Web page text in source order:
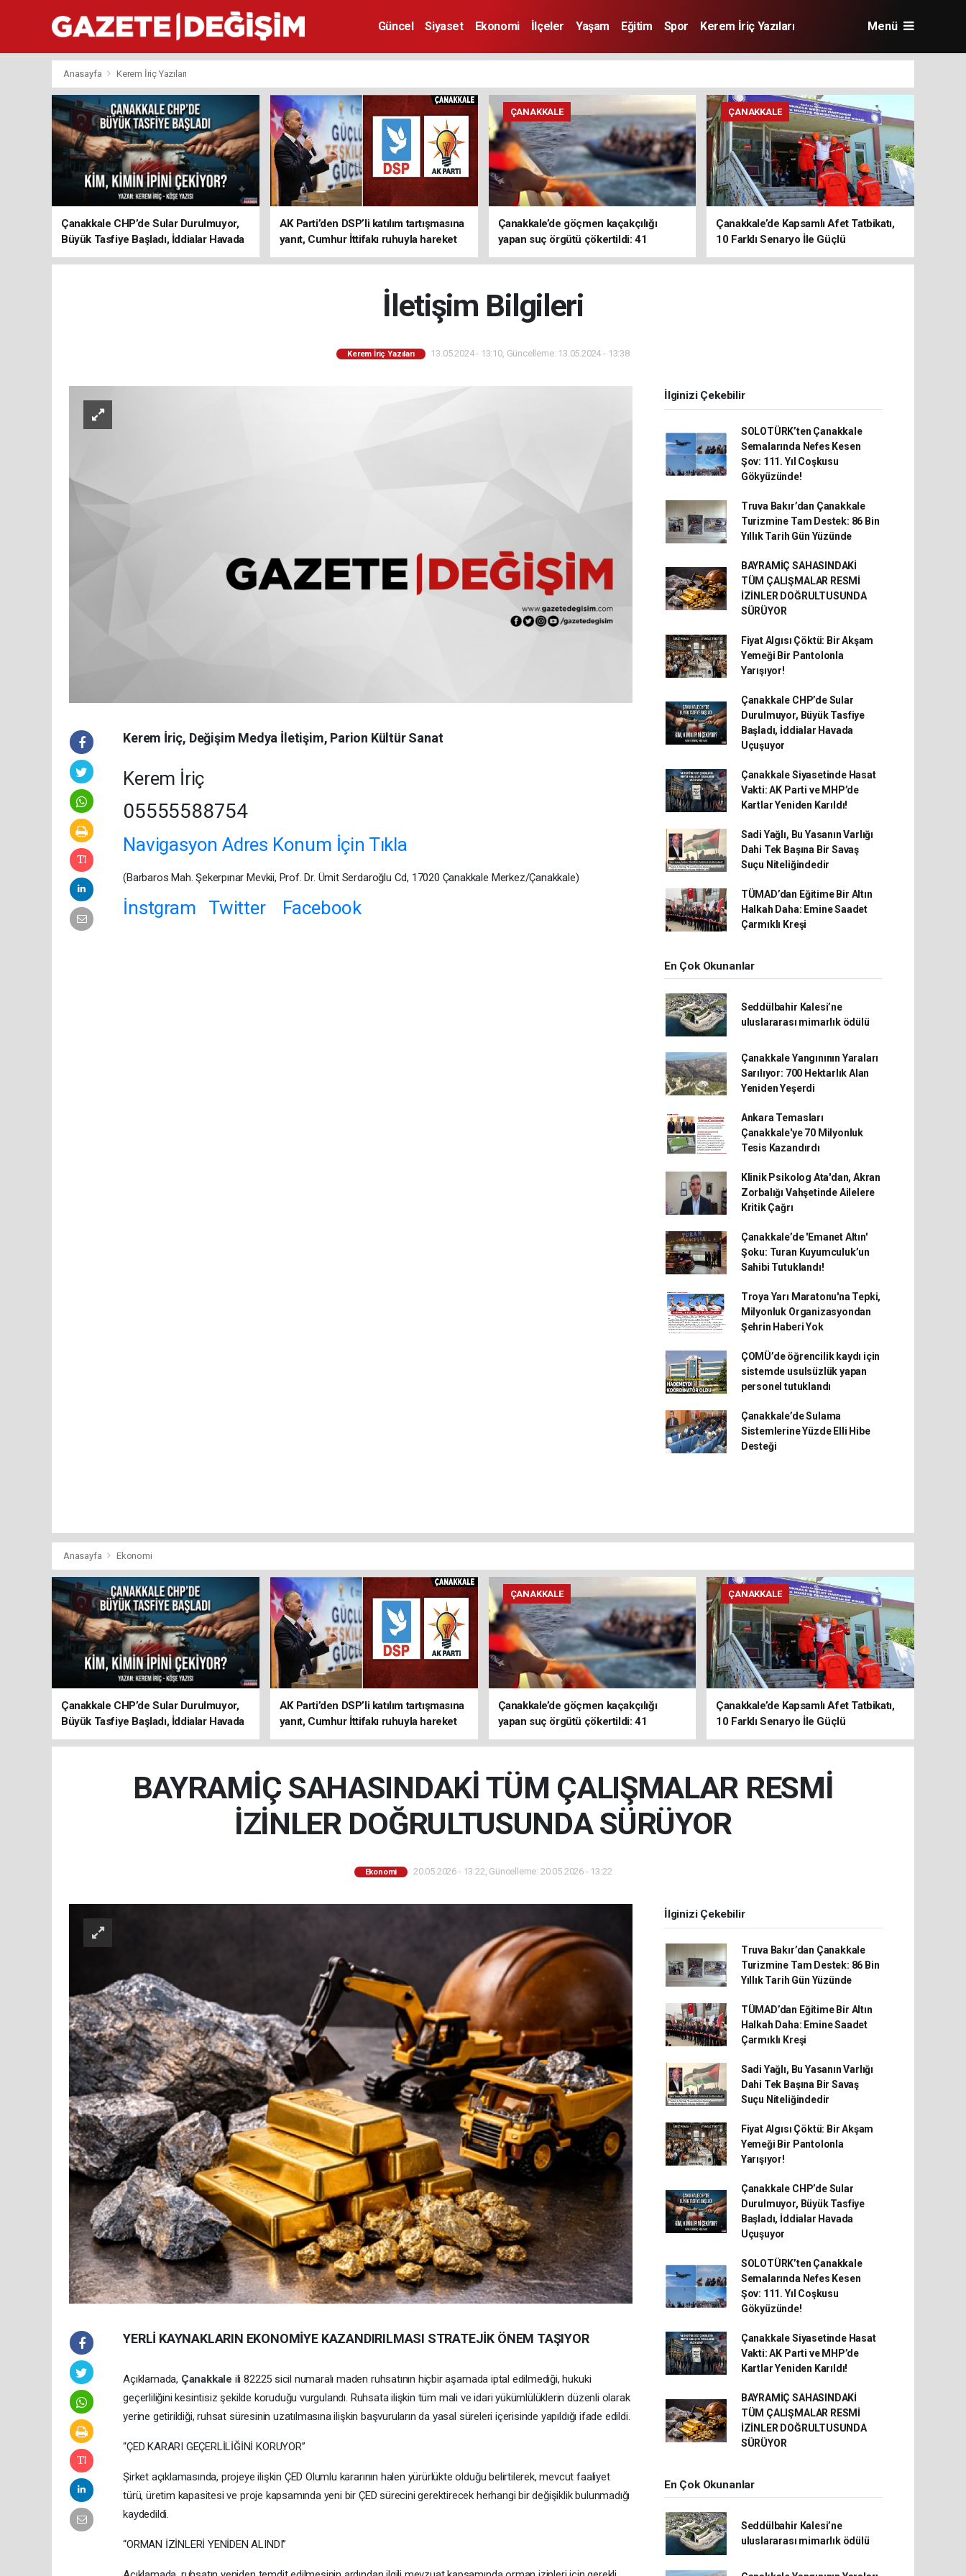
Güncel Siyaset Ekonomi İlçeler Yaşam Eğitim Spor Kerem İriç Yazıları Menü
Anasayfa Kerem İriç Yazıları
Çanakkale CHP’de Sular Durulmuyor,
Büyük Tasfiye Başladı, İddialar Havada
Uçuşuyor
AK Parti’den DSP’li katılım tartışmasına
yanıt, Cumhur İttifakı ruhuyla hareket
ediyoruz
ÇANAKKALE
Çanakkale’de göçmen kaçakçılığı
yapan suç örgütü çökertildi: 41
tutuklama
ÇANAKKALE
Çanakkale’de Kapsamlı Afet Tatbikatı,
10 Farklı Senaryo İle Güçlü
Koordinasyon
İletişim Bilgileri
Kerem İriç Yazıları 13.05.2024 - 13:10, Güncelleme: 13.05.2024 - 13:38
Kerem İriç, Değişim Medya İletişim, Parion Kültür Sanat
Kerem İriç
05555588754
Navigasyon Adres Konum İçin Tıkla
(Barbaros Mah. Şekerpınar Mevkii, Prof. Dr. Ümit Serdaroğlu Cd, 17020 Çanakkale Merkez/Çanakkale)
İnstgram Twitter Facebook
İlginizi Çekebilir
SOLOTÜRK’ten Çanakkale
Semalarında Nefes Kesen
Şov: 111. Yıl Coşkusu
Gökyüzünde!
Truva Bakır’dan Çanakkale
Turizmine Tam Destek: 86 Bin
Yıllık Tarih Gün Yüzünde
BAYRAMİÇ SAHASINDAKİ
TÜM ÇALIŞMALAR RESMİ
İZİNLER DOĞRULTUSUNDA
SÜRÜYOR
Fiyat Algısı Çöktü: Bir Akşam
Yemeği Bir Pantolonla
Yarışıyor!
Çanakkale CHP’de Sular
Durulmuyor, Büyük Tasfiye
Başladı, İddialar Havada
Uçuşuyor
Çanakkale Siyasetinde Hasat
Vakti: AK Parti ve MHP’de
Kartlar Yeniden Karıldı!
Sadi Yağlı, Bu Yasanın Varlığı
Dahi Tek Başına Bir Savaş
Suçu Niteliğindedir
TÜMAD’dan Eğitime Bir Altın
Halkah Daha: Emine Saadet
Çarmıklı Kreşi
En Çok Okunanlar
Seddülbahir Kalesi’ne
uluslararası mimarlık ödülü
Çanakkale Yangınının Yaraları
Sarılıyor: 700 Hektarlık Alan
Yeniden Yeşerdi
Ankara Temasları
Çanakkale'ye 70 Milyonluk
Tesis Kazandırdı
Klinik Psikolog Ata'dan, Akran
Zorbalığı Vahşetinde Ailelere
Kritik Çağrı
Çanakkale’de 'Emanet Altın'
Şoku: Turan Kuyumculuk’un
Sahibi Tutuklandı!
Troya Yarı Maratonu'na Tepki,
Milyonluk Organizasyondan
Şehrin Haberi Yok
ÇOMÜ’de öğrencilik kaydı için
sistemde usulsüzlük yapan
personel tutuklandı
Çanakkale’de Sulama
Sistemlerine Yüzde Elli Hibe
Desteği
Anasayfa Ekonomi
Çanakkale CHP’de Sular Durulmuyor,
Büyük Tasfiye Başladı, İddialar Havada
Uçuşuyor
AK Parti’den DSP’li katılım tartışmasına
yanıt, Cumhur İttifakı ruhuyla hareket
ediyoruz
ÇANAKKALE
Çanakkale’de göçmen kaçakçılığı
yapan suç örgütü çökertildi: 41
tutuklama
ÇANAKKALE
Çanakkale’de Kapsamlı Afet Tatbikatı,
10 Farklı Senaryo İle Güçlü
Koordinasyon
BAYRAMİÇ SAHASINDAKİ TÜM ÇALIŞMALAR RESMİ
İZİNLER DOĞRULTUSUNDA SÜRÜYOR
Ekonomi 20.05.2026 - 13:22, Güncelleme: 20.05.2026 - 13:22
YERLİ KAYNAKLARIN EKONOMİYE KAZANDIRILMASI STRATEJİK ÖNEM TAŞIYOR
Açıklamada, Çanakkale ili 82225 sicil numaralı maden ruhsatının hiçbir aşamada iptal edilmediği, hukuki
geçerliliğini kesintisiz şekilde koruduğu vurgulandı. Ruhsata ilişkin tüm mali ve idari yükümlülüklerin düzenli olarak
yerine getirildiği, ruhsat süresinin uzatılmasına ilişkin başvuruların da yasal süreleri içerisinde yapıldığı ifade edildi.
“ÇED KARARI GEÇERLİLİĞİNİ KORUYOR”
Şirket açıklamasında, projeye ilişkin ÇED Olumlu kararının halen yürürlükte olduğu belirtilerek, mevcut faaliyet
türü, üretim kapasitesi ve proje kapsamında yeni bir ÇED sürecini gerektirecek herhangi bir değişiklik bulunmadığı
kaydedildi.
“ORMAN İZİNLERİ YENİDEN ALINDI”
İlginizi Çekebilir
Truva Bakır’dan Çanakkale
Turizmine Tam Destek: 86 Bin
Yıllık Tarih Gün Yüzünde
TÜMAD’dan Eğitime Bir Altın
Halkah Daha: Emine Saadet
Çarmıklı Kreşi
Sadi Yağlı, Bu Yasanın Varlığı
Dahi Tek Başına Bir Savaş
Suçu Niteliğindedir
Fiyat Algısı Çöktü: Bir Akşam
Yemeği Bir Pantolonla
Yarışıyor!
Çanakkale CHP’de Sular
Durulmuyor, Büyük Tasfiye
Başladı, İddialar Havada
Uçuşuyor
SOLOTÜRK’ten Çanakkale
Semalarında Nefes Kesen
Şov: 111. Yıl Coşkusu
Gökyüzünde!
Çanakkale Siyasetinde Hasat
Vakti: AK Parti ve MHP’de
Kartlar Yeniden Karıldı!
BAYRAMİÇ SAHASINDAKİ
TÜM ÇALIŞMALAR RESMİ
İZİNLER DOĞRULTUSUNDA
SÜRÜYOR
En Çok Okunanlar
Seddülbahir Kalesi’ne
uluslararası mimarlık ödülü